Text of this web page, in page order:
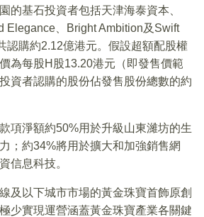
的基石投資者包括天津海泰資本、
Elegance、Bright Ambition及Swift
認購約2.12億港元。假設超額配股權
為每股H股13.20港元（即發售價範
資者認購的股份佔發售股份總數的約
項淨額約50%用於升級山東濰坊的生
；約34%將用於擴大和加強銷售網
信息科技。
及以下城市市場的黃金珠寶首飾原創
少實現運營涵蓋黃金珠寶產業各關鍵